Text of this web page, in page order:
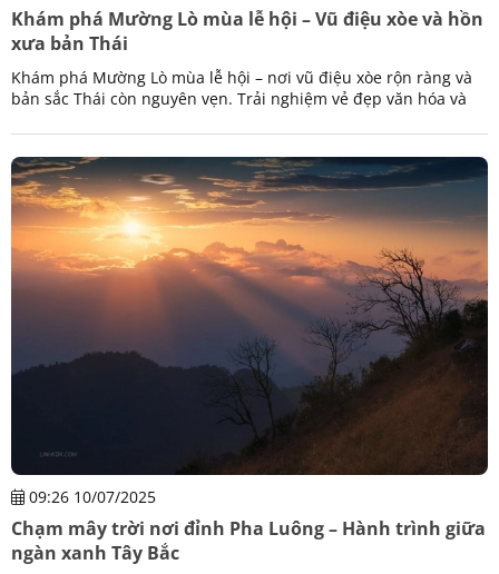
Khám phá Mường Lò mùa lễ hội – Vũ điệu xòe và hồn
xưa bản Thái
Khám phá Mường Lò mùa lễ hội – nơi vũ điệu xòe rộn ràng và
bản sắc Thái còn nguyên vẹn. Trải nghiệm vẻ đẹp văn hóa và
09:26 10/07/2025
Chạm mây trời nơi đỉnh Pha Luông – Hành trình giữa
ngàn xanh Tây Bắc